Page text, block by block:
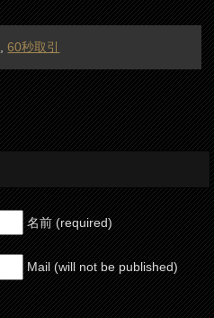
,60秒取引
名前 (required)
Mail (will not be published)